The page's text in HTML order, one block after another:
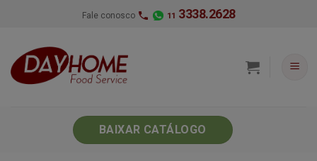
Fale conosco 11 3338.2628
BAIXAR CATÁLOGO